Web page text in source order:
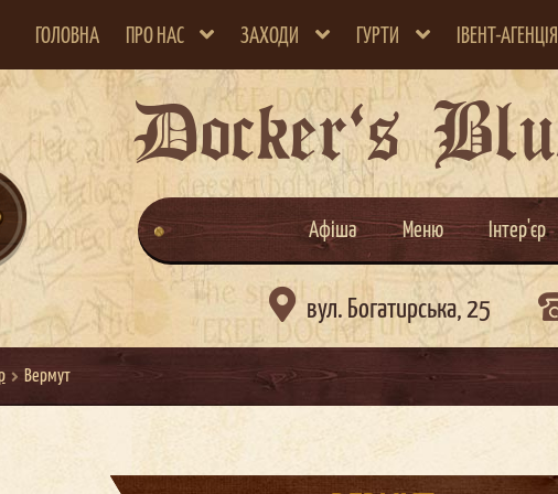
ГОЛОВНА ПРО НАС ЗАХОДИ ГУРТИ ІВЕНТ-
Docker`s
Афіша Меню Інтер'єр
 вул. Богатирська, 25
Вермут